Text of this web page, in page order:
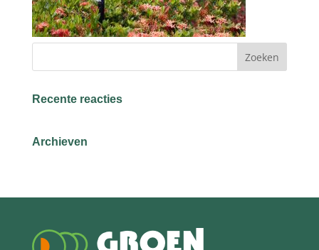
Recente reacties
Archieven